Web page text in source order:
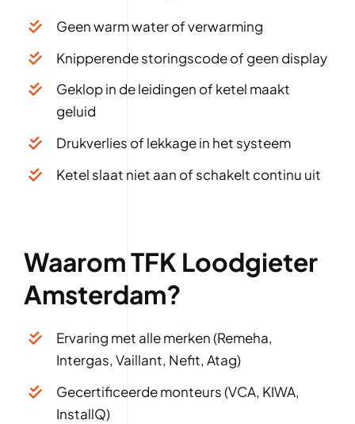
Geen warm water of verwarming
Knipperende storingscode of geen display
Geklop in de leidingen of ketel maakt
geluid
Drukverlies of lekkage in het systeem
Ketel slaat niet aan of schakelt continu uit
Waarom TFK Loodgieter
Amsterdam?
Ervaring met alle merken (Remeha,
Intergas, Vaillant, Nefit, Atag)
Gecertificeerde monteurs (VCA, KIWA,
InstallQ)